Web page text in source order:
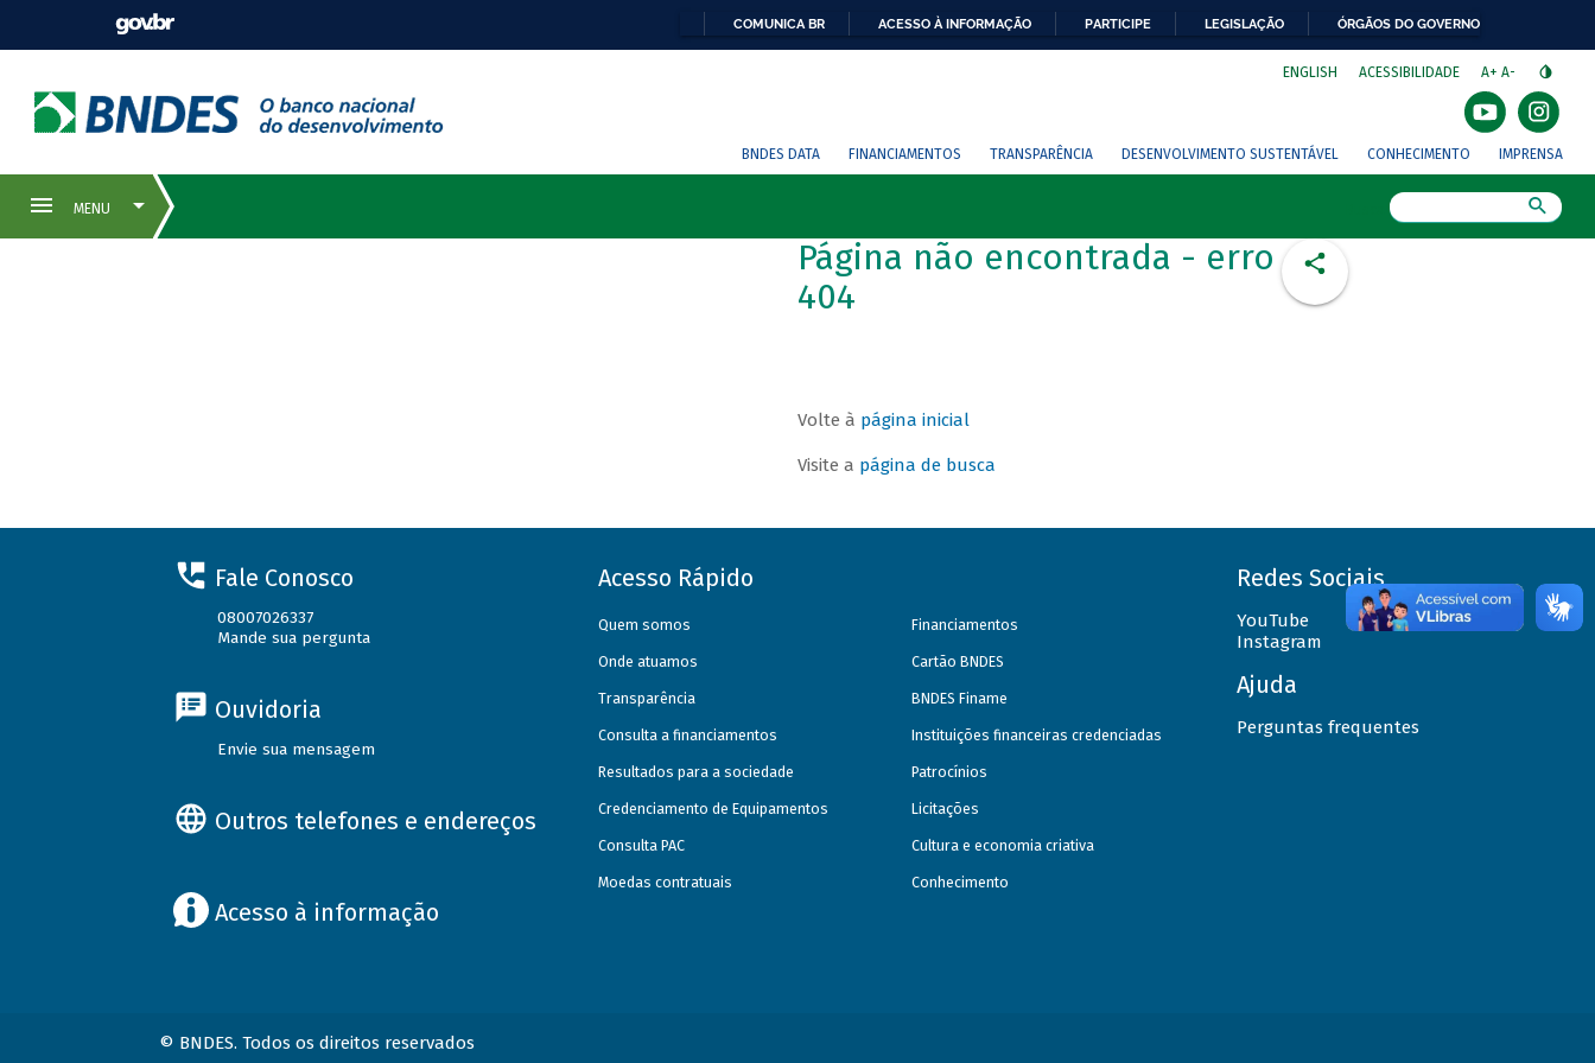
COMUNICA BR ACESSO À INFORMAÇÃO PARTICIPE LEGISLAÇÃO ÓRGÃOS DO GOVERNO
ENGLISH ACESSIBILIDADE A+ A-
BNDES DATA FINANCIAMENTOS TRANSPARÊNCIA DESENVOLVIMENTO SUSTENTÁVEL CONHECIMENTO IMPRENSA
Página não encontrada - erro
404
Volte à página inicial
Visite a página de busca
Fale Conosco
08007026337
Mande sua pergunta
Ouvidoria
Envie sua mensagem
Outros telefones e endereços
Acesso à informação
Acesso Rápido
Quem somos
Onde atuamos
Transparência
Consulta a financiamentos
Resultados para a sociedade
Credenciamento de Equipamentos
Consulta PAC
Moedas contratuais
Financiamentos
Cartão BNDES
BNDES Finame
Instituições financeiras credenciadas
Patrocínios
Licitações
Cultura e economia criativa
Conhecimento
Redes Sociais
YouTube
Instagram
Ajuda
Perguntas frequentes
© BNDES. Todos os direitos reservados